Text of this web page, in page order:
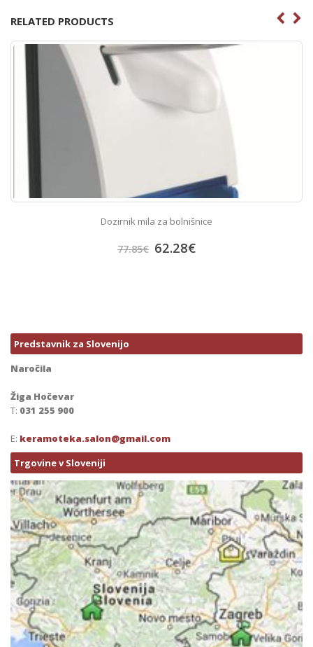
RELATED PRODUCTS
Dozirnik mila za bolnišnice
77.85€ 62.28€
Predstavnik za Slovenijo
Naročila
Žiga Hočevar
T: 031 255 900
E: keramoteka.salon@gmail.com
Trgovine v Sloveniji